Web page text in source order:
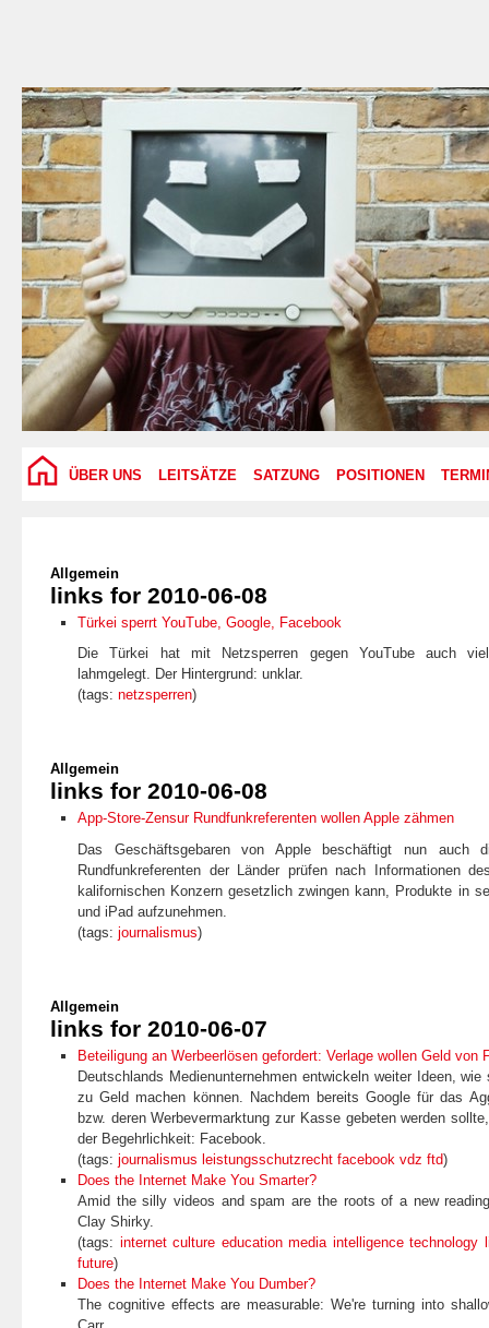
ÜBER UNS LEITSÄTZE SATZUNG POSITIONEN
Allgemein
links for 2010-06-08
Türkei sperrt YouTube, Google, Facebook
Die Türkei hat mit Netzsperren gegen YouTube auch
lahmgelegt. Der Hintergrund: unklar.
(tags: netzsperren)
Allgemein
links for 2010-06-08
App-Store-Zensur Rundfunkreferenten wollen Apple zähmen
Das Geschäftsgebaren von Apple beschäftigt nun auch
Rundfunkreferenten der Länder prüfen nach Informationen
kalifornischen Konzern gesetzlich zwingen kann, Produkte in
und iPad aufzunehmen.
(tags: journalismus)
Allgemein
links for 2010-06-07
Beteiligung an Werbeerlösen gefordert: Verlage wollen Geld von
Deutschlands Medienunternehmen entwickeln weiter Ideen,
zu Geld machen können. Nachdem bereits Google für das
bzw. deren Werbevermarktung zur Kasse gebeten werden
der Begehrlichkeit: Facebook.
(tags: journalismus leistungsschutzrecht facebook vdz ftd)
Does the Internet Make You Smarter?
Amid the silly videos and spam are the roots of a new
Clay Shirky.
(tags: internet culture education media intelligence technology
future)
Does the Internet Make You Dumber?
The cognitive effects are measurable: We're turning into
Carr.